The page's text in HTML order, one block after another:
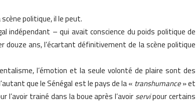
politique, il le peut.
indépendant – qui avait conscience du poids politique de
douze ans, l’écartant définitivement de la scène politique
l’émotion et la seule volonté de plaire sont des
que le Sénégal est le pays de la « transhumance» et
l’avoir trainé dans la boue après l’avoir servipour certains